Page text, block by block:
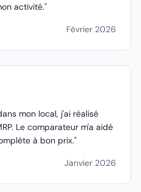
activité."
Février 2026
mon local, j'ai réalisé
Le comparateur m'a aidé
à bon prix."
Janvier 2026